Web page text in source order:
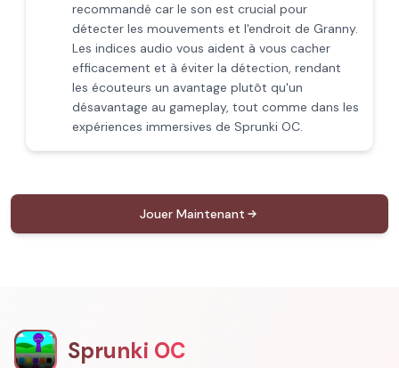
recommandé car le son est crucial pour
détecter les mouvements et l'endroit de Granny.
Les indices audio vous aident à vous cacher
efficacement et à éviter la détection, rendant
les écouteurs un avantage plutôt qu'un
désavantage au gameplay, tout comme dans les
expériences immersives de Sprunki OC.
Jouer Maintenant
Sprunki OC